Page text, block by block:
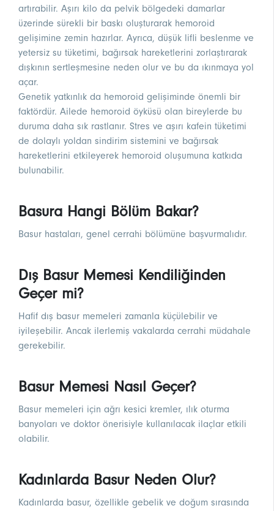
artırabilir. Aşırı kilo da pelvik bölgedeki damarlar
üzerinde sürekli bir baskı oluşturarak hemoroid
gelişimine zemin hazırlar. Ayrıca, düşük lifli beslenme ve
yetersiz su tüketimi, bağırsak hareketlerini zorlaştırarak
dışkının sertleşmesine neden olur ve bu da ıkınmaya yol
açar.
Genetik yatkınlık da hemoroid gelişiminde önemli bir
faktördür. Ailede hemoroid öyküsü olan bireylerde bu
duruma daha sık rastlanır. Stres ve aşırı kafein tüketimi
de dolaylı yoldan sindirim sistemini ve bağırsak
hareketlerini etkileyerek hemoroid oluşumuna katkıda
bulunabilir.
Basura Hangi Bölüm Bakar?
Basur hastaları, genel cerrahi bölümüne başvurmalıdır.
Dış Basur Memesi Kendiliğinden
Geçer mi?
Hafif dış basur memeleri zamanla küçülebilir ve
iyileşebilir. Ancak ilerlemiş vakalarda cerrahi müdahale
gerekebilir.
Basur Memesi Nasıl Geçer?
Basur memeleri için ağrı kesici kremler, ılık oturma
banyoları ve doktor önerisiyle kullanılacak ilaçlar etkili
olabilir.
Kadınlarda Basur Neden Olur?
Kadınlarda basur, özellikle gebelik ve doğum sırasında